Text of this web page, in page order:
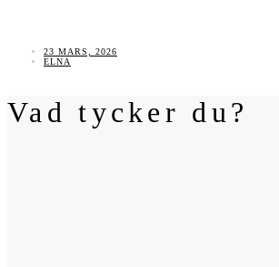
23 MARS, 2026
ELNA
Vad tycker du?